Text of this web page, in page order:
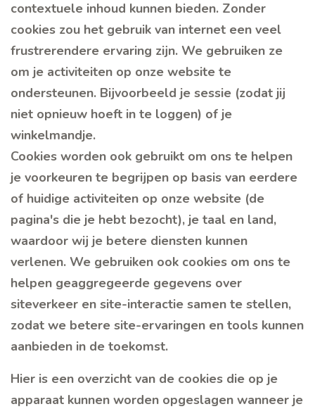
contextuele inhoud kunnen bieden. Zonder
cookies zou het gebruik van internet een veel
frustrerendere ervaring zijn. We gebruiken ze
om je activiteiten op onze website te
ondersteunen. Bijvoorbeeld je sessie (zodat jij
niet opnieuw hoeft in te loggen) of je
winkelmandje.
Cookies worden ook gebruikt om ons te helpen
je voorkeuren te begrijpen op basis van eerdere
of huidige activiteiten op onze website (de
pagina's die je hebt bezocht), je taal en land,
waardoor wij je betere diensten kunnen
verlenen. We gebruiken ook cookies om ons te
helpen geaggregeerde gegevens over
siteverkeer en site-interactie samen te stellen,
zodat we betere site-ervaringen en tools kunnen
aanbieden in de toekomst.
Hier is een overzicht van de cookies die op je
apparaat kunnen worden opgeslagen wanneer je